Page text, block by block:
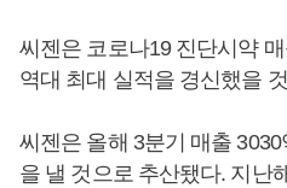
씨젠은 코로나19 진단시약
역대 최대 실적을 경신했을
씨젠은 올해 3분기 매출
을 낼 것으로 추산됐다. 지난